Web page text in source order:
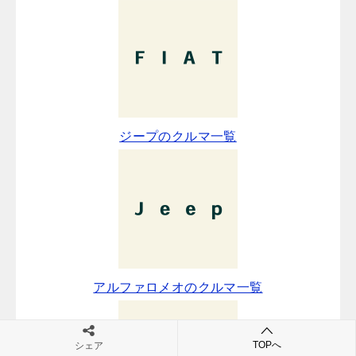
ジープのクルマ一覧
アルファロメオのクルマ一覧
シェア TOPへ